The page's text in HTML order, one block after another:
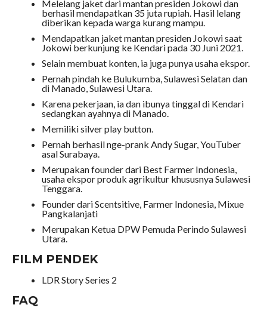
Melelang jaket dari mantan presiden Jokowi dan
berhasil mendapatkan 35 juta rupiah. Hasil lelang
diberikan kepada warga kurang mampu.
Mendapatkan jaket mantan presiden Jokowi saat
Jokowi berkunjung ke Kendari pada 30 Juni 2021.
Selain membuat konten, ia juga punya usaha ekspor.
Pernah pindah ke Bulukumba, Sulawesi Selatan dan
di Manado, Sulawesi Utara.
Karena pekerjaan, ia dan ibunya tinggal di Kendari
sedangkan ayahnya di Manado.
Memiliki silver play button.
Pernah berhasil nge-prank Andy Sugar, YouTuber
asal Surabaya.
Merupakan founder dari Best Farmer Indonesia,
usaha ekspor produk agrikultur khususnya Sulawesi
Tenggara.
Founder dari Scentsitive, Farmer Indonesia, Mixue
Pangkalanjati
Merupakan Ketua DPW Pemuda Perindo Sulawesi
Utara.
FILM PENDEK
LDR Story Series 2
FAQ